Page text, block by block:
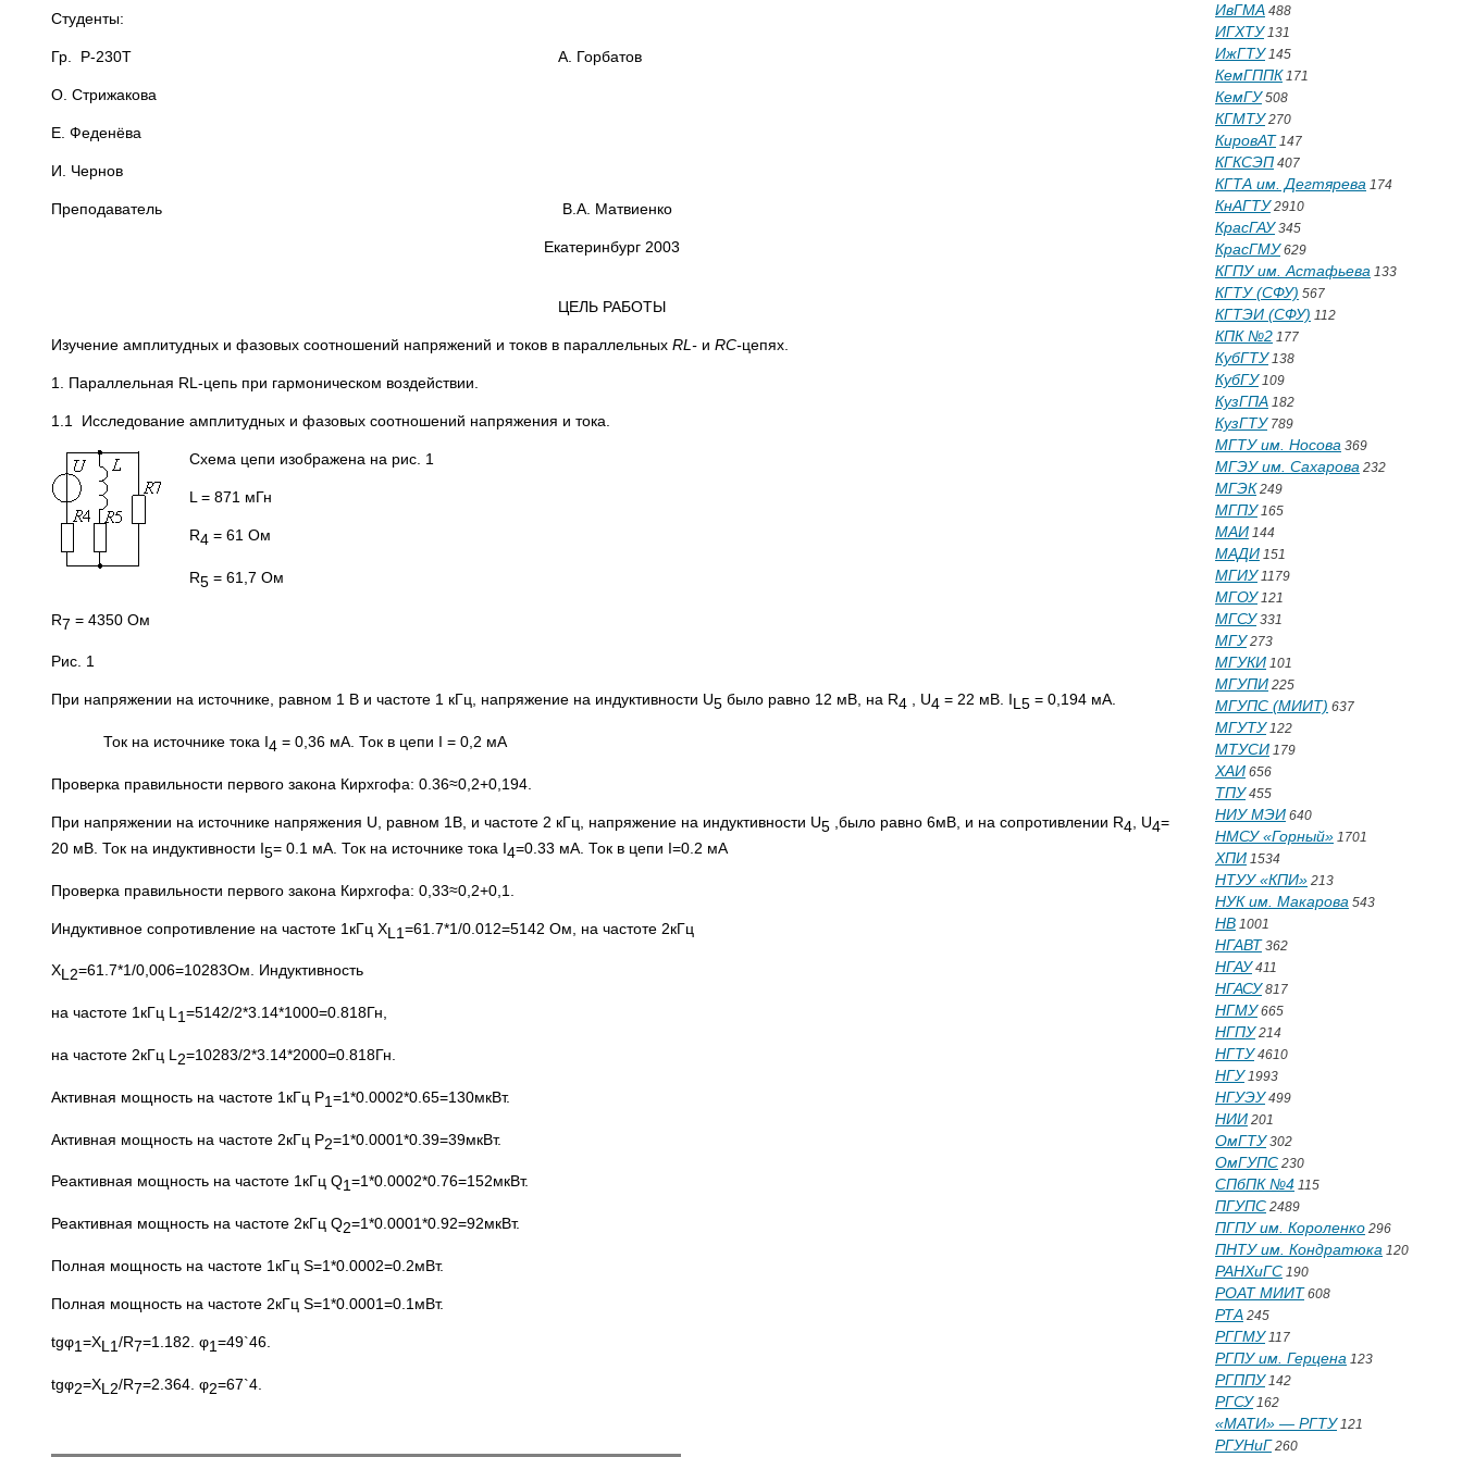
Студенты:
Гр. Р-230Т А. Горбатов
О. Стрижакова
Е. Феденёва
И. Чернов
Преподаватель В.А. Матвиенко
Екатеринбург 2003
ЦЕЛЬ РАБОТЫ
Изучение амплитудных и фазовых соотношений напряжений и токов в параллельных RL- и RC-цепях.
1. Параллельная RL-цепь при гармоническом воздействии.
1.1 Исследование амплитудных и фазовых соотношений напряжения и тока.
Схема цепи изображена на рис. 1
L = 871 мГн
R4 = 61 Ом
R5 = 61,7 Ом
R7 = 4350 Ом
Рис. 1
При напряжении на источнике, равном 1 В и частоте 1 кГц, напряжение на индуктивности U5 было равно 12 мВ, на R4 , U4 = 22 мВ. IL 5 = 0,194 мА.
Ток на источнике тока I4 = 0,36 мА. Ток в цепи I = 0,2 мА
Проверка правильности первого закона Кирхгофа: 0.36≈0,2+0,194.
При напряжении на источнике напряжения U, равном 1В, и частоте 2 кГц, напряжение на индуктивности U5 ,было равно 6мВ, и на сопротивлении R4 , U4=
20 мВ. Ток на индуктивности I5= 0.1 мА. Ток на источнике тока I4=0.33 мА. Ток в цепи I=0.2 мА
Проверка правильности первого закона Кирхгофа: 0,33≈0,2+0,1.
Индуктивное сопротивление на частоте 1кГц XL 1=61.7*1/0.012=5142 Ом, на частоте 2кГц
XL 2=61.7*1/0,006=10283Ом. Индуктивность
на частоте 1кГц L 1=5142/2*3.14*1000=0.818Гн,
на частоте 2кГц L 2=10283/2*3.14*2000=0.818Гн.
Активная мощность на частоте 1кГц P1=1*0.0002*0.65=130мкВт.
Активная мощность на частоте 2кГц P2=1*0.0001*0.39=39мкВт.
Реактивная мощность на частоте 1кГц Q1=1*0.0002*0.76=152мкВт.
Реактивная мощность на частоте 2кГц Q2=1*0.0001*0.92=92мкВт.
Полная мощность на частоте 1кГц S=1*0.0002=0.2мВт.
Полная мощность на частоте 2кГц S=1*0.0001=0.1мВт.
tgφ1=XL 1/R7=1.182. φ1=49`46.
tgφ2=XL 2/R7=2.364. φ2=67`4.
ИвГМА 488
ИГХТУ131
ИжГТУ145
КемГППК 171
КемГУ508
КГМТУ270
КировАТ 147
КГКСЭП 407
КГТА им. Дегтярева 174
КнАГТУ2910
КрасГАУ345
КрасГМУ629
КГПУ им. Астафьева 133
КГТУ (СФУ) 567
КГТЭИ (СФУ) 112
КПК №2 177
КубГТУ138
КубГУ109
КузГПА 182
КузГТУ789
МГТУ им. Носова 369
МГЭУ им. Сахарова 232
МГЭК 249
МГПУ165
МАИ 144
МАДИ 151
МГИУ1179
МГОУ121
МГСУ331
МГУ273
МГУКИ 101
МГУПИ 225
МГУПС (МИИТ) 637
МГУТУ122
МТУСИ 179
ХАИ 656
ТПУ455
НИУ МЭИ 640
НМСУ «Горный» 1701
ХПИ 1534
НТУУ «КПИ» 213
НУК им. Макарова 543
НВ 1001
НГАВТ 362
НГАУ411
НГАСУ817
НГМУ665
НГПУ214
НГТУ4610
НГУ1993
НГУЭУ499
НИИ 201
ОмГТУ302
ОмГУПС 230
СПбПК №4 115
ПГУПС 2489
ПГПУ им. Короленко 296
ПНТУ им. Кондратюка 120
РАНХиГС 190
РОАТ МИИТ 608
РТА 245
РГГМУ117
РГПУ им. Герцена 123
РГППУ142
РГСУ162
«МАТИ» — РГТУ121
РГУНиГ 260